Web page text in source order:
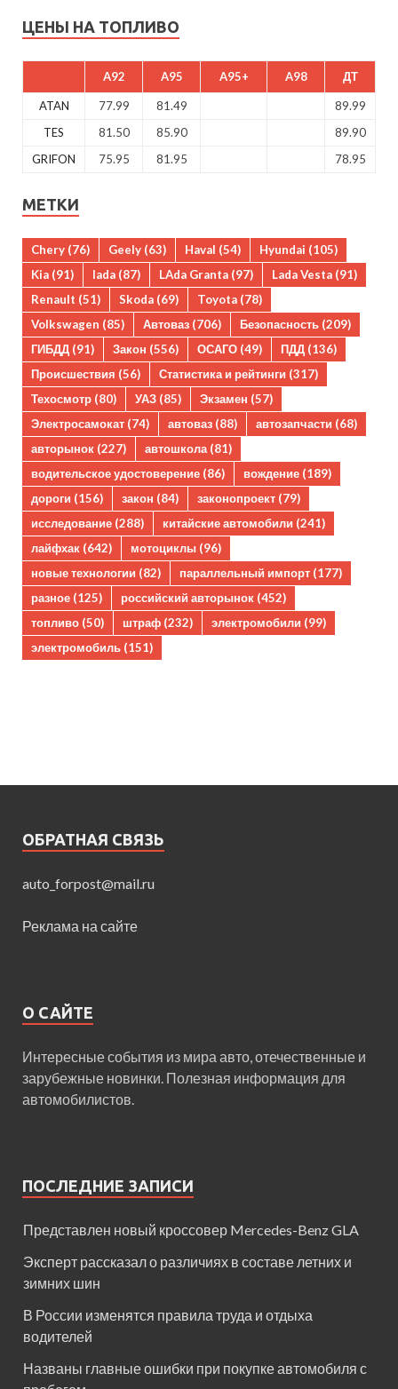
ЦЕНЫ НА ТОПЛИВО
A92 A95 A95+ A98 ДТ
ATAN 77.99 81.49
89.99
TES
81.50 85.90
89.90
GRIFON
75.95 81.95 78.95
МЕТКИ
Chery (76) Geely (63) Haval (54) Hyundai (105)
Kia (91) lada (87) LAda Granta (97) Lada Vesta (91)
Renault (51) Skoda (69) Toyota (78)
Volkswagen (85) Автоваз (706) Безопасность (209)
ГИБДД (91) Закон (556) ОСАГО (49) ПДД (136)
Происшествия (56) Статистика и рейтинги (317)
Техосмотр (80) УАЗ (85) Экзамен (57)
Электросамокат (74) автоваз (88) автозапчасти (68)
авторынок (227) автошкола(81)
водительское удостоверение (86) вождение (189)
дороги (156) закон (84) законопроект (79)
исследование (288) китайские автомобили (241)
лайфхак (642) мотоциклы (96)
новые технологии (82) параллельный импорт (177)
разное (125) российский авторынок (452)
топливо (50) штраф (232) электромобили (99)
электромобиль (151)
ОБРАТНАЯ СВЯЗЬ
auto_forpost@mail.ru
Реклама на сайте
О САЙТЕ
Интересные события из мира авто, отечественные и
зарубежные новинки. Полезная информация для
автомобилистов.
ПОСЛЕДНИЕ ЗАПИСИ
Представлен новый кроссовер Mercedes-Benz GLA
Эксперт рассказал о различиях в составе летних и
зимних шин
В России изменятся правила труда и отдыха
водителей
Названы главные ошибки при покупке автомобиля с